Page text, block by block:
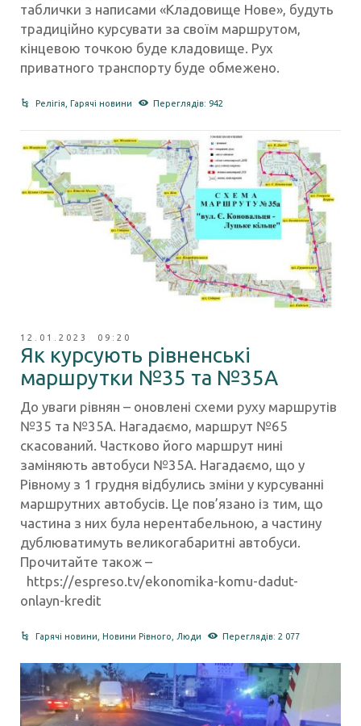
таблички з написами «Кладовище Нове», будуть
традиційно курсувати за своїм маршрутом,
кінцевою точкою буде кладовище. Рух
приватного транспорту буде обмежено.
Релігія ,Гарячі новини Переглядів: 942
12.01.2023 09:20
Як курсують рівненські
маршрутки №35 та №35А
До уваги рівнян – оновлені схеми руху маршрутів
№35 та №35А. Нагадаємо, маршрут №65
скасований. Частково його маршрут нині
заміняють автобуси №35А. Нагадаємо, що у
Рівному з 1 грудня відбулись зміни у курсуванні
маршрутних автобусів. Це пов’язано із тим, що
частина з них була нерентабельною, а частину
дублюватимуть великогабаритні автобуси.
Прочитайте також –
https://espreso.tv/ekonomika-komu-dadut-
onlayn-kredit
Гарячі новини ,Новини Рівного Люди Переглядів: 2 077